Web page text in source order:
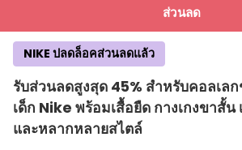
ส่วนลด
รับส่วนลดสูงสุด 45% สําหรับคอลเล
เด็ก Nike พร้อมเสื้อยืด กางเกงขาสั้น
และหลากหลายสไตล์
NIKE ปลดล็อคส่วนลดแล้ว